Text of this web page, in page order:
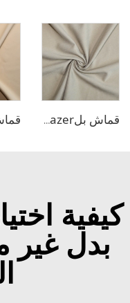
قماش بلazer بتصميم الحبّار من مادة TR
كيفية
بدل غير